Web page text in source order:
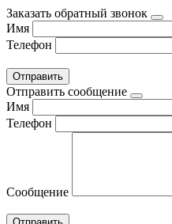
Заказать обратный звонок
Имя
Телефон
Отправить сообщение
Имя
Телефон
Сообщение